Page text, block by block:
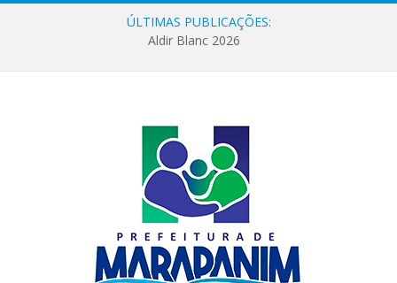
ÚLTIMAS PUBLICAÇÕES:
Aldir Blanc 2026